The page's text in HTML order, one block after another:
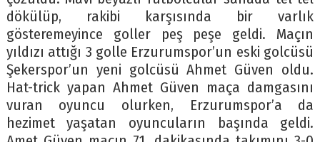
dökülüp, rakibi karşısında bir varlık
gösteremeyince goller peş peşe geldi. Maçın
yıldızı attığı 3 golle Erzurumspor’un eski golcüsü
Şekerspor’un yeni golcüsü Ahmet Güven oldu.
Hat-trick yapan Ahmet Güven maça damgasını
vuran oyuncu olurken, Erzurumspor’a da
hezimet yaşatan oyuncuların başında geldi.